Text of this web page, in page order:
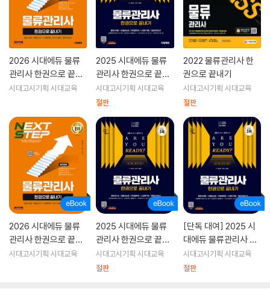
2026 시대에듀 물류
관리사 한권으로 끝내
기
시대고시기획 시대교육
2025 시대에듀 물류
관리사 한권으로 끝내
기
시대고시기획 시대교육
절판
2022 물류관리사 한
권으로 끝내기
시대고시기획 시대교육
절판
2026 시대에듀 물류
관리사 한권으로 끝내
기
시대고시기획 시대교육
2025 시대에듀 물류
관리사 한권으로 끝내
기
시대고시기획 시대교육
절판
[단독 대여] 2025 시
대에듀 물류관리사 한
권으로 끝내기
시대고시기획 시대교육
절판